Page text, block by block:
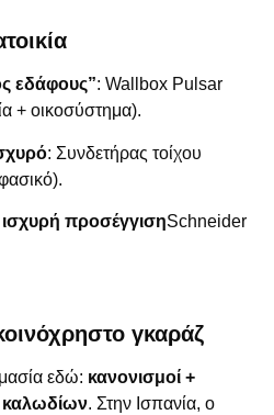
εδάφους”: Wallbox Pulsar
+ οικοσύστημα).
: Συνδετήρας τοίχου
ισχυρή προσέγγισηSchneider
γκαράζ
εδώ: κανονισμοί +
καλωδίων. Στην Ισπανία, ο